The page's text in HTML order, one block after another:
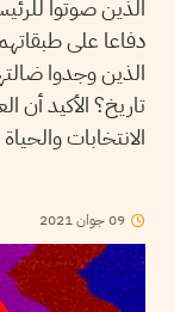
الذين صوتوا
دفاعا على
الذين وجدوا
تاريخ؟ الأكيد أن
الانتخابات
09جوان2021